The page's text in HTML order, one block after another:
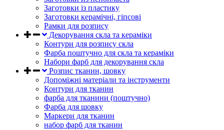
Заготовки із пластику
Заготовки керамічні, гіпсові
Рамки для розпису
Декорування скла та кераміки
Контури для розпису скла
Фарба поштучно для скла та кераміки
Набори фарб для декорування скла
Розпис тканин, шовку
Допоміжні матеріали та інструменти
Контури для тканин
фарба для тканини (поштучно)
Фарба для шовку
Маркери для тканин
набор фарб для тканин